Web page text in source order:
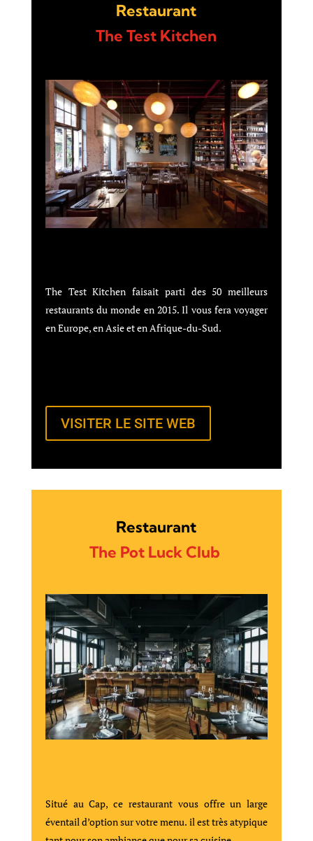
Restaurant
The Test Kitchen
The Test Kitchen faisait parti des 50 meilleurs
restaurants du monde en 2015. Il vous fera voyager
en Europe, en Asie et en Afrique-du-Sud.
VISITER LE SITE WEB
Restaurant
The Pot Luck Club
Situé au Cap, ce restaurant vous offre un large
éventail d’option sur votre menu. il est très atypique